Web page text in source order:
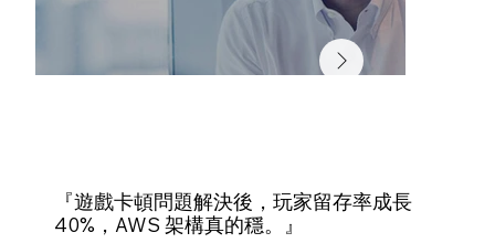
『遊戲卡頓問題解決後，玩家留存率成長
40%，AWS 架構真的穩。』